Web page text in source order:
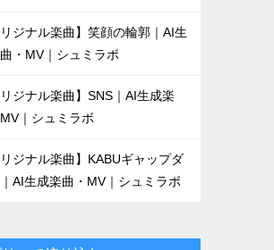
リジナル楽曲】笑顔の輪郭｜AI生
・MV｜シュミラボ
リジナル楽曲】SNS｜AI生成楽
｜シュミラボ
リジナル楽曲】KABUギャップダ
AI生成楽曲・MV｜シュミラボ